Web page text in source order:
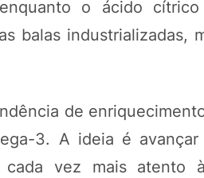
o ácido
balas industrializadas,
de
3. A ideia é
cada vez mais atento